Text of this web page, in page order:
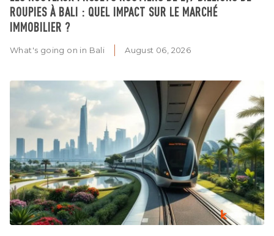
ROUPIES À BALI : QUEL IMPACT SUR LE MARCHÉ
IMMOBILIER ?
What's going on in Bali August 06, 2026